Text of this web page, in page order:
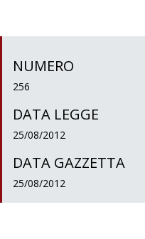
NUMERO
256
DATA LEGGE
25/08/2012
DATA GAZZETTA
25/08/2012